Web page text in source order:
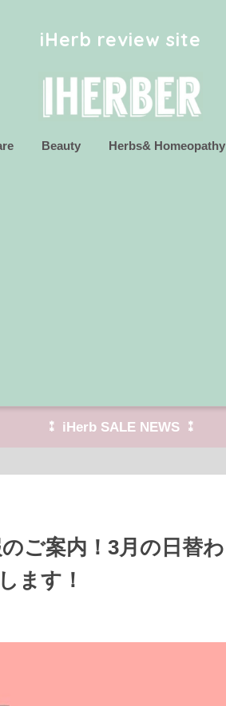
iHerb review site
Beauty Herbs& Homeopathy
⁑ iHerb SALE NEWS ⁑
ご案内！3月の日替わ
ます！